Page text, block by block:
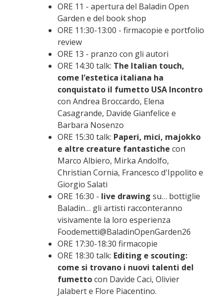
ORE 11 - apertura del Baladin Open
Garden e del book shop
ORE 11:30-13:00 - firmacopie e portfolio
review
ORE 13 - pranzo con gli autori
ORE 14:30 talk: The Italian touch,
come l’estetica italiana ha
conquistato il fumetto USA Incontro
con Andrea Broccardo, Elena
Casagrande, Davide Gianfelice e
Barbara Nosenzo
ORE 15:30 talk: Paperi, mici, majokko
e altre creature fantastiche con
Marco Albiero, Mirka Andolfo,
Christian Cornia, Francesco d'Ippolito e
Giorgio Salati
ORE 16:30 - live drawing su… bottiglie
Baladin… gli artisti racconteranno
visivamente la loro esperienza
Foodemetti@BaladinOpenGarden26
ORE 17:30-18:30 firmacopie
ORE 18:30 talk: Editing e scouting:
come si trovano i nuovi talenti del
fumettocon Davide Caci, Olivier
Jalabert e Flore Piacentino.